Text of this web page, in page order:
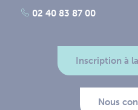
02 40 83 87 00
Inscription à
Nous